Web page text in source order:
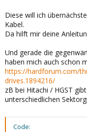
Diese will ich
Kabel.
Da hilft mir deine
Und gerade die
haben mich auch schon
https://hardforum.com/
drives.1894216/
zB bei Hitachi / HGST
unterschiedlichen
Code: